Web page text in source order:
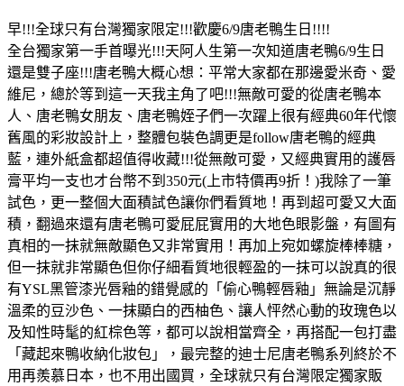
早!!!全球只有台灣獨家限定!!!歡慶6/9唐老鴨生日!!!!
全台獨家第一手首曝光!!!天阿人生第一次知道唐老鴨6/9生日
還是雙子座!!!唐老鴨大概心想：平常大家都在那邊愛米奇、愛
維尼，總於等到這一天我主角了吧!!!無敵可愛的從唐老鴨本
人、唐老鴨女朋友、唐老鴨姪子們一次躍上很有經典60年代懷
舊風的彩妝設計上，整體包裝色調更是follow唐老鴨的經典
藍，連外紙盒都超值得收藏!!!從無敵可愛，又經典實用的護唇
膏平均一支也才台幣不到350元(上市特價再9折！)我除了一筆
試色，更一整個大面積試色讓你們看質地！再到超可愛又大面
積，翻過來還有唐老鴨可愛屁屁實用的大地色眼影盤，有圖有
真相的一抹就無敵顯色又非常實用！再加上宛如螺旋棒棒糖，
但一抹就非常顯色但你仔細看質地很輕盈的一抹可以說真的很
有YSL黑管漆光唇釉的錯覺感的「偷心鴨輕唇釉」無論是沉靜
溫柔的豆沙色、一抹顯白的西柚色、讓人怦然心動的玫瑰色以
及知性時髦的紅棕色等，都可以說相當齊全，再搭配一包打盡
「藏起來鴨收納化妝包」，最完整的迪士尼唐老鴨系列終於不
用再羨慕日本，也不用出國買，全球就只有台灣限定獨家販